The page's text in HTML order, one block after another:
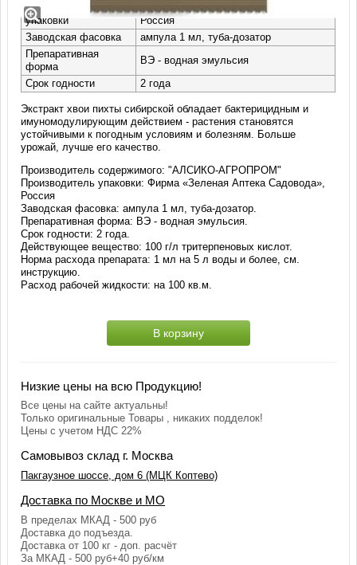
Производитель
упаковки
Фирма «Зеленая Аптека Садовода»,
Россия
Заводская фасовка
ампула 1 мл, туба-дозатор
Препаративная
форма
ВЭ - водная эмульсия
Срок годности
2 года
Экстракт хвои пихты сибирской обладает бактерицидным и
имуномодулирующим действием - растения становятся
устойчивыми к погодным условиям и болезням. Больше
урожай, лучше его качество.
Производитель содержимого: "АЛСИКО-АГРОПРОМ"
Производитель упаковки: Фирма «Зеленая Аптека Садовода»,
Россия
Заводская фасовка: ампула 1 мл, туба-дозатор.
Препаративная форма: ВЭ - водная эмульсия.
Срок годности: 2 года.
Действующее вещество: 100 г/л тритерпеновых кислот.
Норма расхода препарата: 1 мл на 5 л воды и более, см.
инструкцию.
Расход рабочей жидкости: на 100 кв.м.
В корзину
Низкие цены на всю Продукцию!
Все цены на сайте актуальны!
Только оригинальные Товары , никаких подделок!
Цены с учетом НДС 22%
Самовывоз склад г. Москва
Пакгаузное шоссе, дом 6 (МЦК Коптево)
Доставка по Москве и МО
В пределах МКАД - 500 руб
Доставка до подъезда.
Доставка от 100 кг - доп. расчёт
За МКАД - 500 руб+40 руб/км